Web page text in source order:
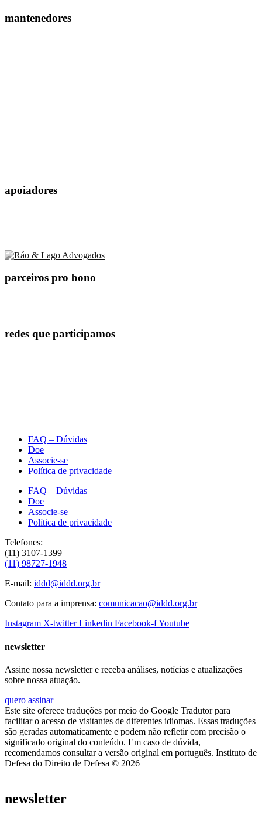
mantenedores
apoiadores
parceiros pro bono
redes que participamos
FAQ – Dúvidas
Doe
Associe-se
Política de privacidade
FAQ – Dúvidas
Doe
Associe-se
Política de privacidade
Telefones:
(11) 3107-1399
(11) 98727-1948
E-mail: iddd@iddd.org.br
Contato para a imprensa: comunicacao@iddd.org.br
Instagram X-twitter Linkedin Facebook-fYoutube
newsletter
Assine nossa newsletter e receba análises, notícias e atualizações
sobre nossa atuação.
quero assinar
Este site oferece traduções por meio do Google Tradutor para
facilitar o acesso de visitantes de diferentes idiomas. Essas traduções
são geradas automaticamente e podem não refletir com precisão o
significado original do conteúdo. Em caso de dúvida,
recomendamos consultar a versão original em português. Instituto de
Defesa do Direito de Defesa © 2026
newsletter